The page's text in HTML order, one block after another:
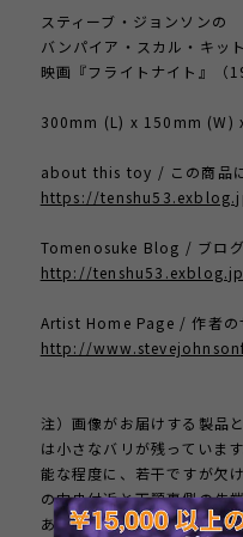
スティーブ・ジョンソンの
バンパイア・スカル・キット
映画『フライトナイト』（
300mm (L) x 150mm
about this toy / この商品
https://
Tomenosuke Blog / ブログ
http://
Artist Home Page / 作者の
http://
注）画像がお届けする製品
は小さなバリが残っていま
能な程度に、若干ですが欠
の中央付近と下顎裏側の先
あります。画像のようにこ